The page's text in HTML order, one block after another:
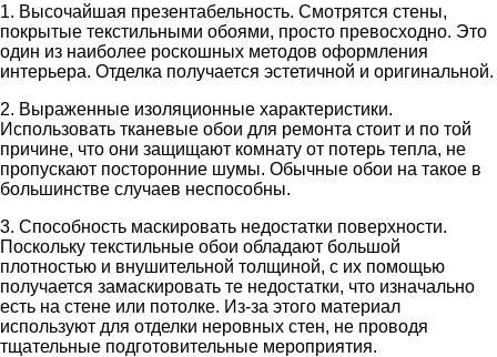
1. Высочайшая презентабельность. Смотрятся стены,
покрытые текстильными обоями, просто превосходно. Это
один из наиболее роскошных методов оформления
интерьера. Отделка получается эстетичной и оригинальной.
2. Выраженные изоляционные характеристики.
Использовать тканевые обои для ремонта стоит и по той
причине, что они защищают комнату от потерь тепла, не
пропускают посторонние шумы. Обычные обои на такое в
большинстве случаев неспособны.
3. Способность маскировать недостатки поверхности.
Поскольку текстильные обои обладают большой
плотностью и внушительной толщиной, с их помощью
получается замаскировать те недостатки, что изначально
есть на стене или потолке. Из-за этого материал
используют для отделки неровных стен, не проводя
тщательные подготовительные мероприятия.